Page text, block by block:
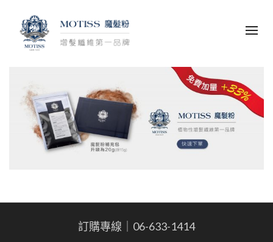
訂購專線｜06-633-1414